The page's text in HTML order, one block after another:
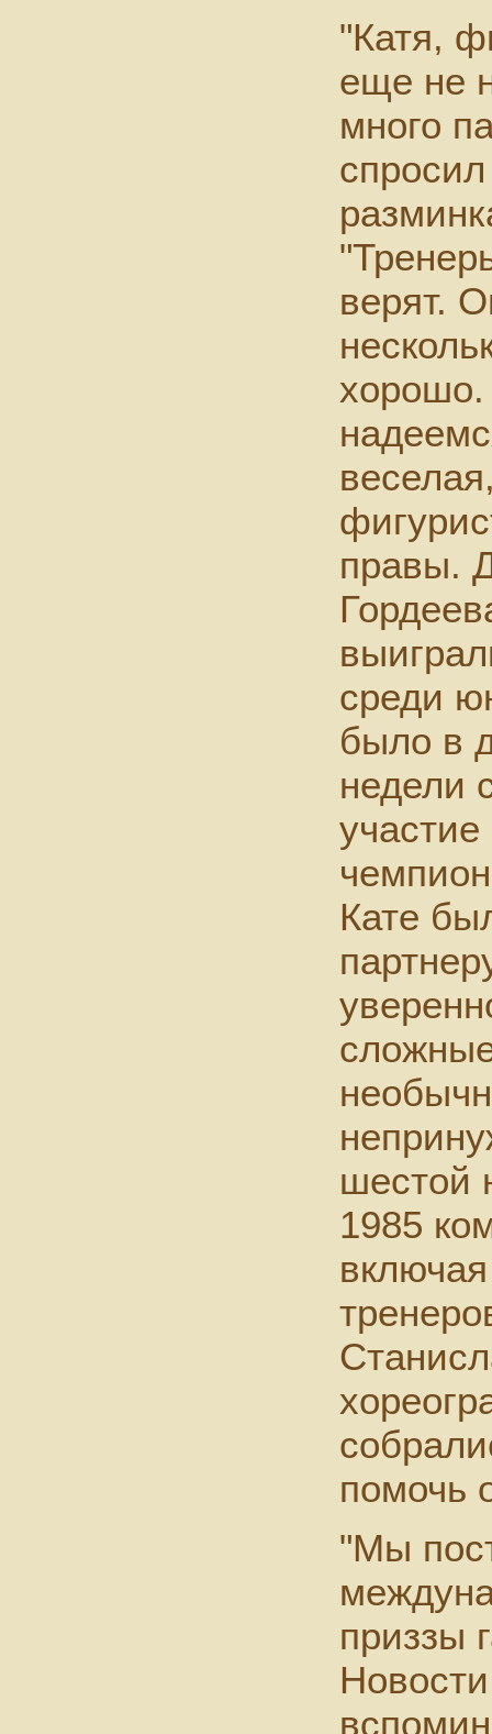
"Катя,
еще не
много
верят.
правы.
среди
было в
недели
Кате
шестой
1985
помочь
"Мы
приззы